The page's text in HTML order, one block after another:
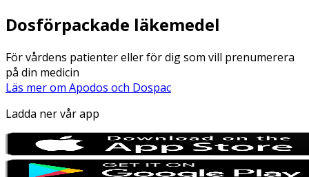
Dosförpackade läkemedel
För vårdens patienter eller för dig som vill prenumerera
på din medicin
Läs mer om Apodos och Dospac
Ladda ner vår app